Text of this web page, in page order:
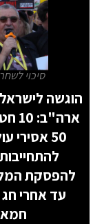
סיכוי
הוגשה
להפסקת
עד אחרי